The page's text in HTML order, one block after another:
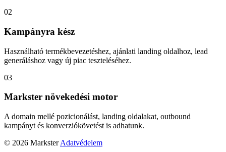
02
Kampányra kész
Használható termékbevezetéshez, ajánlati landing oldalhoz, lead
generáláshoz vagy új piac teszteléséhez.
03
Markster növekedési motor
A domain mellé pozicionálást, landing oldalakat, outbound
kampányt és konverziókövetést is adhatunk.
© 2026 Markster Adatvédelem